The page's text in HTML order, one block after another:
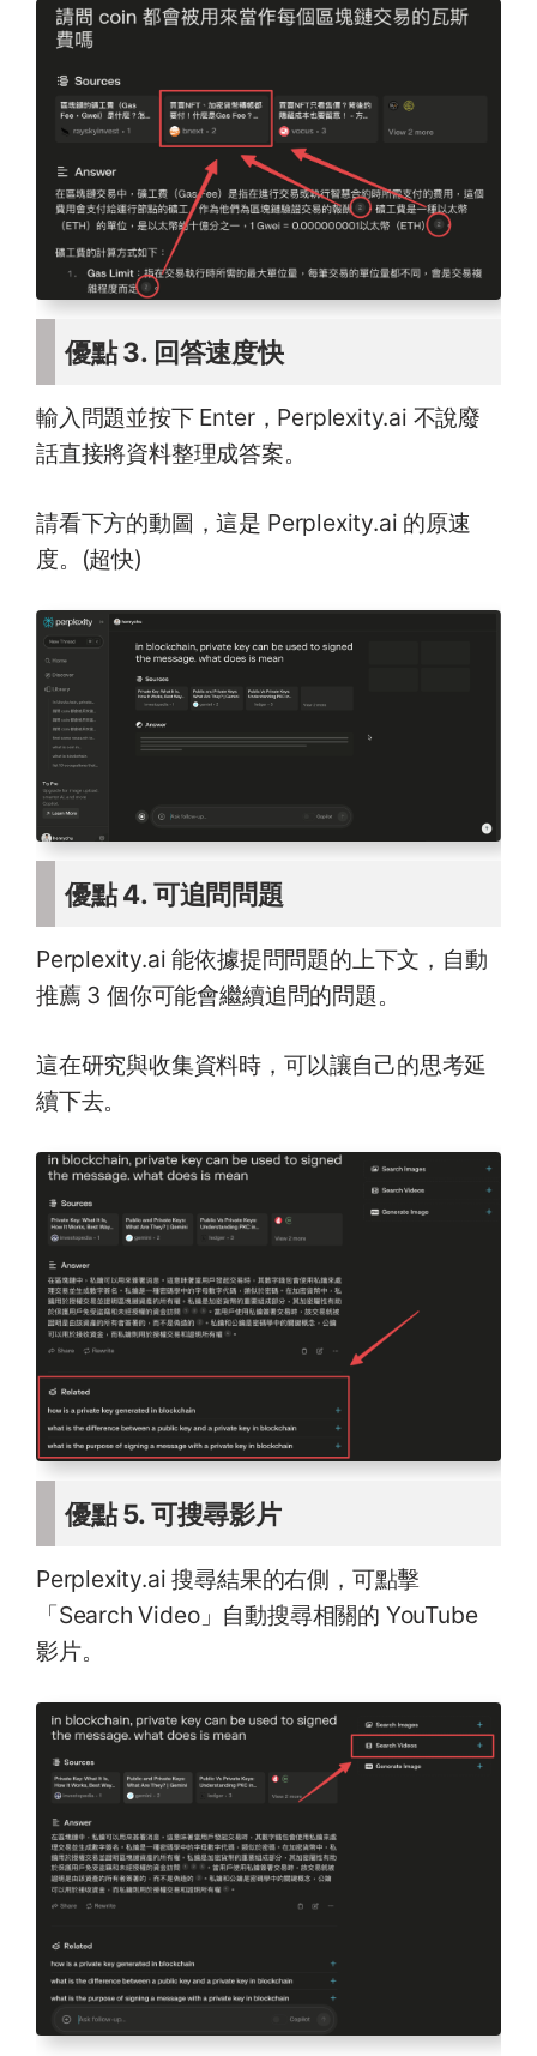
優點 3. 回答速度快
輸入問題並按下 Enter，Perplexity.ai 不說廢
話直接將資料整理成答案。
請看下方的動圖，這是 Perplexity.ai 的原速
度。(超快)
優點 4. 可追問問題
Perplexity.ai 能依據提問問題的上下文，自動
推薦 3 個你可能會繼續追問的問題。
這在研究與收集資料時，可以讓自己的思考延
續下去。
優點 5. 可搜尋影片
Perplexity.ai 搜尋結果的右側，可點擊
「Search Video」自動搜尋相關的 YouTube
影片。